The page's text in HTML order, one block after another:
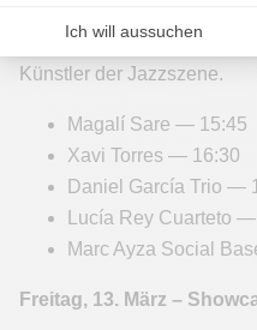
Donnerstag, 12. März –
Sessions zur Entdeckung
Künstler der Jazzszene.
Magalí Sare — 15:45
Xavi Torres — 16:30
Daniel García Trio —
Lucía Rey Cuarteto
Marc Ayza Social
Freitag, 13. März –